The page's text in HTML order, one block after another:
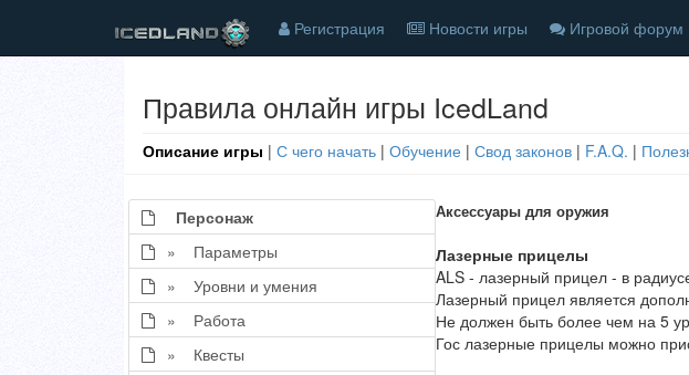
Регистрация Новости игры Игровой форум
Правила онлайн игры IcedLand
Описание игры | С чего начать | Обучение | Свод законов | F.A.Q. |
Персонаж
» Параметры
» Уровни и умения
» Работа
» Квесты
Аксессуары для оружия
Лазерные прицелы
ALS - лазерный прицел - в
Лазерный прицел является
Не должен быть более чем на 5
Гос лазерные прицелы можно